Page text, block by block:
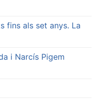
fins als set anys. La
i Narcís Pigem